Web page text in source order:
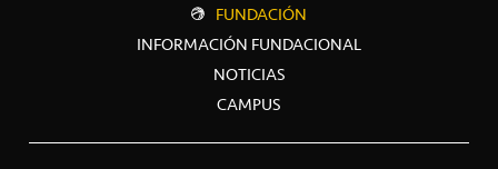
FUNDACIÓN
INFORMACIÓN FUNDACIONAL
NOTICIAS
CAMPUS